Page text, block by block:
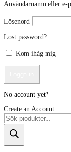
Användarnamn eller e-
Lösenord
Lost password?
Kom ihåg mig
No account yet?
Create an Account
Products
search